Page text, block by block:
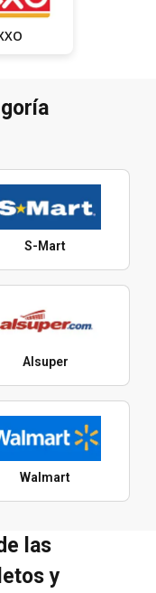
S-Mart
Alsuper
Walmart
las
y